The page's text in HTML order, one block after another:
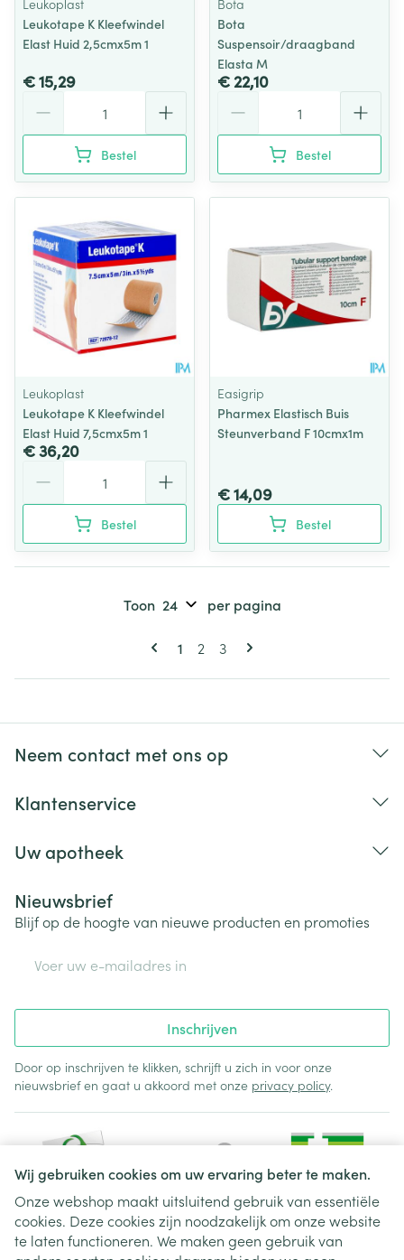
Wij gebruiken cookies om uw ervaring beter te maken.
Onze webshop maakt uitsluitend gebruik van essentiële
cookies. Deze cookies zijn noodzakelijk om onze website
te laten functioneren. We maken geen gebruik van
Leukoplast
Leukotape K Kleefwindel
Elast Huid 2,5cmx5m 1
€ 15,29
Bestel
Bota
Bota
Suspensoir/draagband
Elasta M
€ 22,10
Bestel
Leukoplast
Leukotape K Kleefwindel
Elast Huid 7,5cmx5m 1
€ 36,20
Bestel
Easigrip
Pharmex Elastisch Buis
Steunverband F 10cmx1m
€ 14,09
Bestel
Pagina's
U lees momenteel pagina
1 Pagina
2 Pagina
3
Toon per pagina
Neem contact met ons op
Klantenservice
Uw apotheek
Nieuwsbrief
Blijf op de hoogte van nieuwe producten en promoties
Inschrijven
Door op inschrijven te klikken, schrijft u zich in voor onze
nieuwsbrief en gaat u akkoord met onze privacy policy.
Juridische links